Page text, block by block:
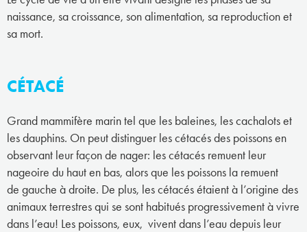
naissance, sa croissance, son alimentation, sa reproduction et
sa mort.
CÉTACÉ
Grand mammifère marin tel que les baleines, les cachalots et
les dauphins. On peut distinguer les cétacés des poissons en
observant leur façon de nager: les cétacés remuent leur
nageoire du haut en bas, alors que les poissons la remuent
de gauche à droite. De plus, les cétacés étaient à l’origine des
animaux terrestres qui se sont habitués progressivement à vivre
dans l’eau! Les poissons, eux, vivent dans l’eau depuis leur